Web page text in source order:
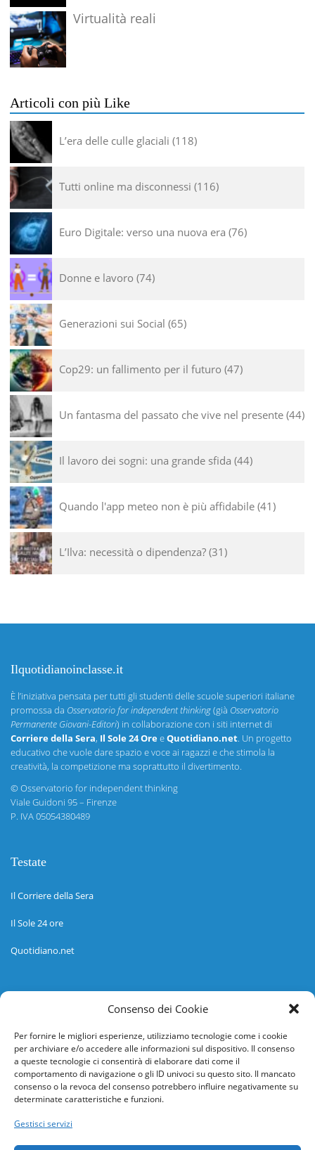
Consenso dei Cookie
Per fornire le migliori esperienze, utilizziamo tecnologie come i cookie
per archiviare e/o accedere alle informazioni sul dispositivo. Il consenso
a queste tecnologie ci consentirà di elaborare dati come il
comportamento di navigazione o gli ID univoci su questo sito. Il mancato
consenso o la revoca del consenso potrebbero influire negativamente su
determinate caratteristiche e funzioni.
Gestisci servizi
Virtualità reali
Articoli con più Like
L’era delle culle glaciali 118
Tutti online ma disconnessi 116
Euro Digitale: verso una nuova era 76
Donne e lavoro 74
Generazioni sui Social 65
Cop29: un fallimento per il futuro 47
Un fantasma del passato che vive nel presente 44
Il lavoro dei sogni: una grande sfida 44
Quando l'app meteo non è più affidabile 41
L’Ilva: necessità o dipendenza? 31
Ilquotidianoinclasse.it
È l’iniziativa pensata per tutti gli studenti delle scuole superiori italiane
promossa da Osservatorio for independent thinking(già Osservatorio
Permanente Giovani-Editori) in collaborazione con i siti internet di
Corriere della Sera, Il Sole 24 OreeQuotidiano.net. Un progetto
educativo che vuole dare spazio e voce ai ragazzi e che stimola la
creatività, la competizione ma soprattutto il divertimento.
©Osservatorio for independent thinking
Viale Guidoni 95 – Firenze
P. IVA 05054380489
Testate
Il Corriere della Sera
Il Sole 24 ore
Quotidiano.net
Informazioni
Help desk
Guida rapida